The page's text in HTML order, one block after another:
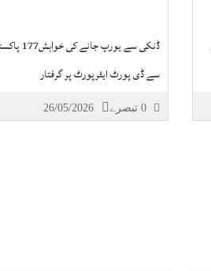
ڈنکی سے یورپ
سے ڈی پورٹ ایئرپورٹ پر گرفتار
26/05/2026